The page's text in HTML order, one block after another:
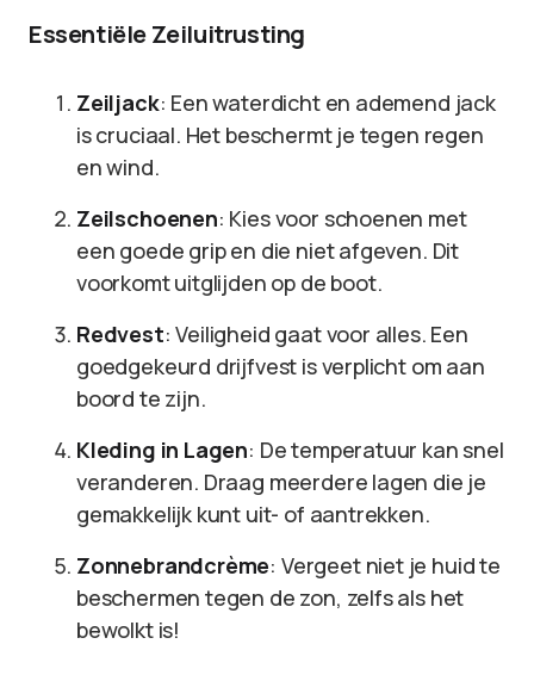
Essentiële Zeiluitrusting
Zeiljack: Een waterdicht en ademend jack
is cruciaal. Het beschermt je tegen regen
en wind.
Zeilschoenen: Kies voor schoenen met
een goede grip en die niet afgeven. Dit
voorkomt uitglijden op de boot.
Redvest: Veiligheid gaat voor alles. Een
goedgekeurd drijfvest is verplicht om aan
boord te zijn.
Kleding in Lagen: De temperatuur kan snel
veranderen. Draag meerdere lagen die je
gemakkelijk kunt uit- of aantrekken.
Zonnebrandcrème: Vergeet niet je huid te
beschermen tegen de zon, zelfs als het
bewolkt is!